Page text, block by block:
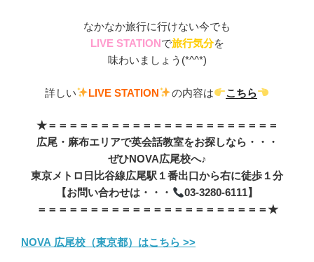
なかなか旅行に行けない今でも
LIVE STATIONで旅行気分を
味わいましょう(*^^*)
詳しい LIVE STATION の内容は こちら
★＝＝＝＝＝＝＝＝＝＝＝＝＝＝＝＝＝＝＝＝＝＝
広尾・麻布エリアで英会話教室をお探しなら・・・
ぜひNOVA広尾校へ♪
東京メトロ日比谷線広尾駅１番出口から右に徒歩１分
【お問い合わせは・・・
03-3280-6111】
＝＝＝＝＝＝＝＝＝＝＝＝＝＝＝＝＝＝＝＝＝＝★
NOVA 広尾校（東京都）はこちら >>